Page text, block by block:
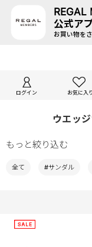
REGAL
公式ア
お買い物を
ログイン お気に入り
ウエッ
もっと絞り込む
全て #サンダル